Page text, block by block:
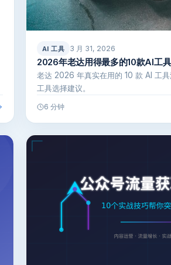
AI 工具 3 月 31, 2026
2026年老达用得最多的10款AI工具
老达 2026 年真实在用的 10 款 AI 工
工具选择建议。
6 分钟